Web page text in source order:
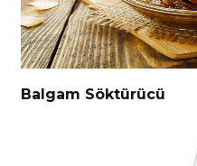
Balgam Söktürücü